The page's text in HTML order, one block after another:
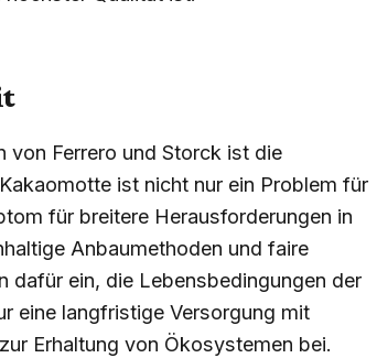
von Ferrero und Storck ist die
ist nicht nur ein Problem für
für breitere Herausforderungen in
Anbaumethoden und faire
dafür ein, die Lebensbedingungen der
eine langfristige Versorgung mit
Erhaltung von Ökosystemen bei.